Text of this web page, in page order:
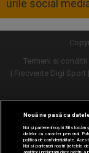
urile social
Termeni si conditii
Frecvente Digi Sport
Nouă ne pasă ca
Noi și partenerii noștri30stocăm
datelor cu caracter personal.
politica de confidențialitate.
Noi si partenerii nostri (retelele